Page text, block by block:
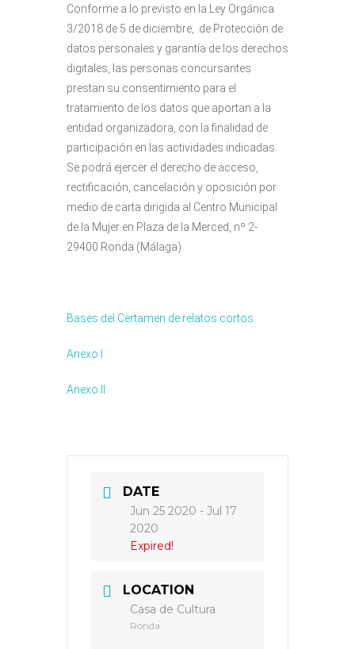
Conforme a lo previsto en la Ley Orgánica
3/2018 de 5 de diciembre, de Protección de
datos personales y garantía de los derechos
digitales, las personas concursantes
prestan su consentimiento para el
tratamiento de los datos que aportan a la
entidad organizadora, con la finalidad de
participación en las actividades indicadas.
Se podrá ejercer el derecho de acceso,
rectificación, cancelación y oposición por
medio de carta dirigida al Centro Municipal
de la Mujer en Plaza de la Merced, nº 2-
29400 Ronda (Málaga).
Bases del Certamen de relatos cortos
Anexo I
Anexo II
DATE
Jun 25 2020 - Jul 17
2020
Expired!
LOCATION
Casa de Cultura
Ronda